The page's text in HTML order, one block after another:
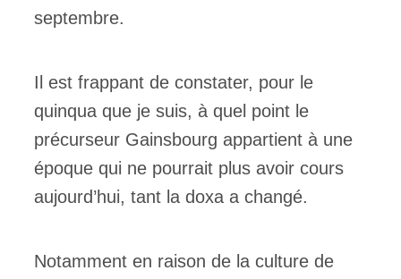
septembre.
Il est frappant de constater, pour le
quinqua que je suis, à quel point le
précurseur Gainsbourg appartient à une
époque qui ne pourrait plus avoir cours
aujourd’hui, tant la doxa a changé.
Notamment en raison de la culture de